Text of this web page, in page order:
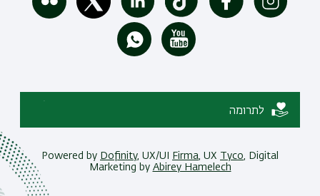
לתרומה
Powered by Dofinity, UX/UI Firma , UX Tyco , Digital
Marketing by Abirey Hamelech